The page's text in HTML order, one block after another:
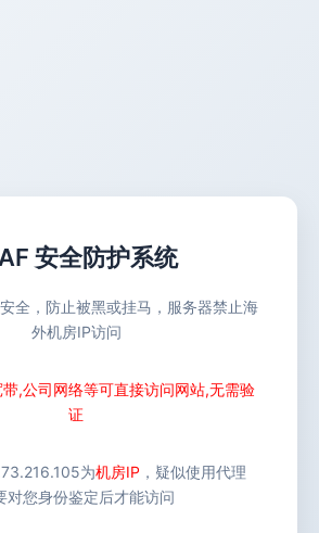
安全防护系统
全，防止被黑或挂马，服务器禁止海
外机房IP访问
,公司网络等可直接访问网站,无需验
证
为机房IP ，疑似使用代理
对您身份鉴定后才能访问